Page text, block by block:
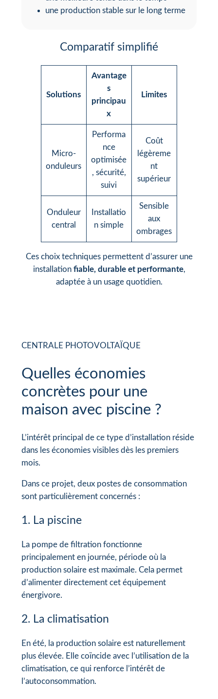
une production stable sur le long terme
Comparatif simplifié
Solutions
Avantage
s
principau
x
Limites
Micro-
onduleurs
Performa
nce
optimisée
, sécurité,
suivi
Coût
légèreme
nt
supérieur
Onduleur
central
Installatio
n simple
Sensible
aux
ombrages
Ces choix techniques permettent d’assurer une
installation fiable, durable et performante,
adaptée à un usage quotidien.
CENTRALE PHOTOVOLTAÏQUE
Quelles économies
concrètes pour une
maison avec piscine ?
L’intérêt principal de ce type d’installation réside
dans les économies visibles dès les premiers
mois.
Dans ce projet, deux postes de consommation
sont particulièrement concernés :
1. La piscine
La pompe de filtration fonctionne
principalement en journée, période où la
production solaire est maximale. Cela permet
d’alimenter directement cet équipement
énergivore.
2. La climatisation
En été, la production solaire est naturellement
plus élevée. Elle coïncide avec l’utilisation de la
climatisation, ce qui renforce l’intérêt de
l’autoconsommation.